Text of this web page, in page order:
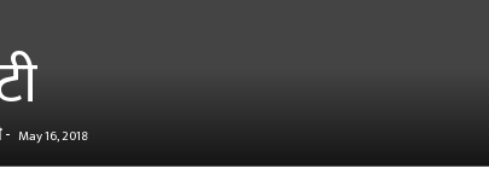
- May 16, 2018